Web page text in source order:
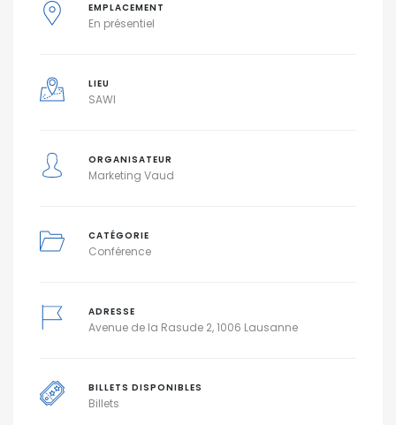
EMPLACEMENT
En présentiel
LIEU
SAWI
ORGANISATEUR
Marketing Vaud
CATÉGORIE
Conférence
ADRESSE
Avenue de la Rasude 2, 1006 Lausanne
BILLETS DISPONIBLES
Billets